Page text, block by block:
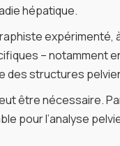
hépatique.
expérimenté,
– notamment
des structures
être nécessaire.
pour l’analyse